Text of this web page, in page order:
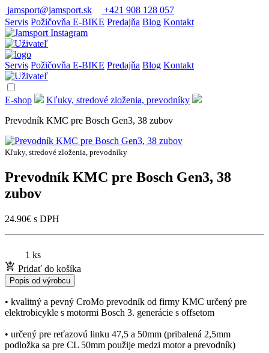
jamsport@jamsport.sk
+421 908 128 057
Servis Požičovňa E-BIKE Predajňa Blog Kontakt
Servis Požičovňa E-BIKE Predajňa Blog Kontakt
E-shop
Kľuky, stredové zloženia, prevodníky
Prevodník KMC pre Bosch Gen3, 38 zubov
Kľuky, stredové zloženia, prevodníky
Prevodník KMC pre Bosch Gen3, 38
zubov
24.90€ s DPH
1 ks
Pridať do košíka
Popis od výrobcu
• kvalitný a pevný CroMo prevodník od firmy KMC určený pre
elektrobicykle s motormi Bosch 3. generácie s offsetom
• určený pre reťazovú linku 47,5 a 50mm (pribalená 2,5mm
podložka sa pre CL 50mm použije medzi motor a prevodník)